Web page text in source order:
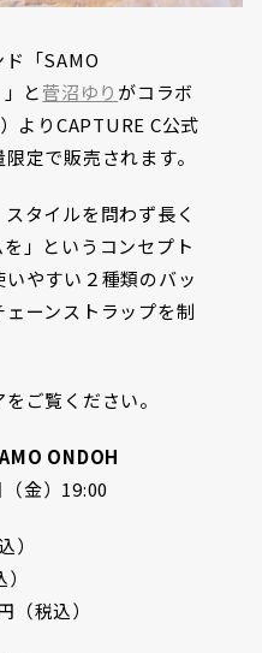
「SAMO
と菅沼ゆり がコラボ
よりCAPTURE C公式
定で販売されます。
タイルを問わず長く
」というコンセプト
やすい２種類のバッ
ーンストラップを制
ご覧ください。
ONDOH
金）19:00
税込）